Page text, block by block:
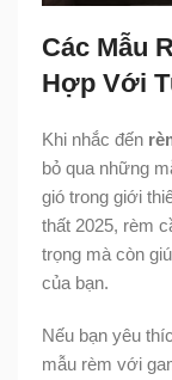
Các Mẫu
Hợp Với
Khi nhắc đến
bỏ qua những
gió trong giới
thất 2025, rèm
trọng mà còn
của bạn.
Nếu bạn yêu
mẫu rèm với